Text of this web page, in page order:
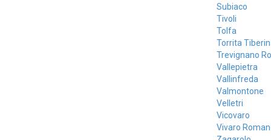
Subiaco
Tivoli
Tolfa
Torrita
Trevignano
Vallepietra
Vallinfreda
Valmontone
Velletri
Vicovaro
Vivaro